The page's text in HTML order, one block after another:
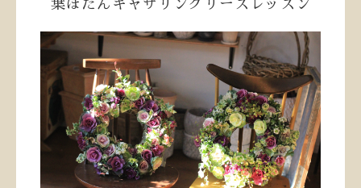
葉ぼたんギャザリングリースレッスン